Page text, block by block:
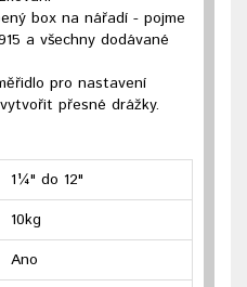
box na nářadí - pojme
a všechny dodávané
pro nastavení
přesné drážky.
1¼" do 12"
10kg
Ano